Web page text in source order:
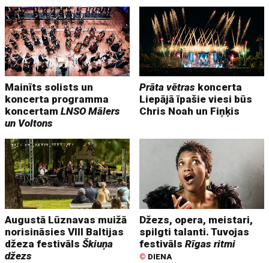
Mainīts solists un
koncerta programma
koncertamLNSO Mālers
un Voltons
Prāta vētras koncerta
Liepājā īpašie viesi būs
Chris Noah un Fiņķis
Augustā Lūznavas muižā
norisināsies VIII Baltijas
džeza festivālsŠkiuņa
džezs
Džezs, opera, meistari,
spilgti talanti. Tuvojas
festivālsRīgas ritmi
© DIENA